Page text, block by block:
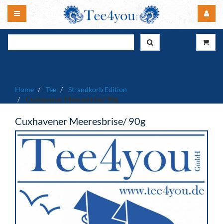
Home Tee
Strandkorb Edition
Cuxhavener Meeresbrise/ 90g
Cuxhavener Meeresbrise/ 90g